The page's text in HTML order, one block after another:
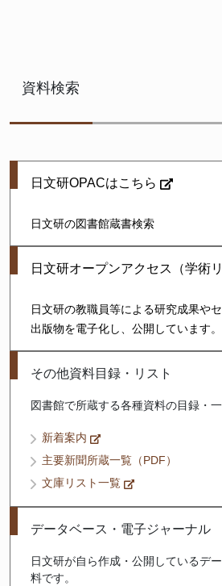
資料検索
日文研OPACはこちら
日文研の図書館蔵書検索
日文研オープンアクセス（学術
日文研の教職員等による研究成果や
出版物を電子化し、公開しています。
その他資料目録・リスト
図書館で所蔵する各種資料の目録・一
新着案内
主要新聞所蔵一覧（PDF）
文庫リスト一覧
データベース・電子ジャーナル
日文研が自ら作成・公開しているデ
料です。